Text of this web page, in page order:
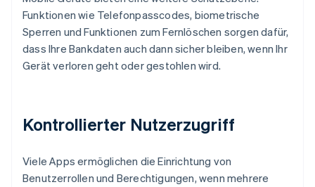
Funktionen wie Telefonpasscodes, biometrische
Sperren und Funktionen zum Fernlöschen sorgen dafür,
dass Ihre Bankdaten auch dann sicher bleiben, wenn Ihr
Gerät verloren geht oder gestohlen wird.
Kontrollierter Nutzerzugriff
Viele Apps ermöglichen die Einrichtung von
Benutzerrollen und Berechtigungen, wenn mehrere